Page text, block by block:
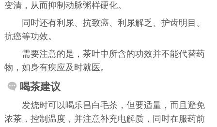
变清，从而抑制动脉粥样硬化。
同时还有利尿、 抗致癌、 利尿解乏 、 护齿明目 、
抗癌等功效。
需要注意的是，茶叶中所含的功效并不能代替药
物，如身有疾应及时就医。
喝茶建议
发烧时可以喝乐昌白毛茶，但要适量，而且避免
浓茶，控制温度，并注意补充电解质，同时在服药前